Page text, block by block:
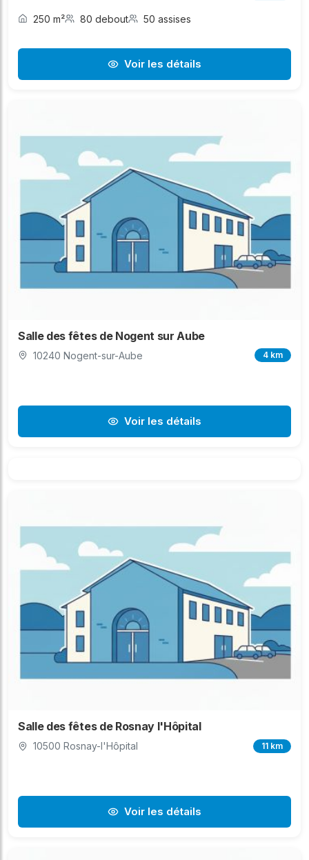
250 m² 80 debout 50 assises
Voir les détails
Salle des fêtes de Nogent sur Aube
10240 Nogent-sur-Aube 4 km
Voir les détails
Salle des fêtes de Rosnay l'Hôpital
10500 Rosnay-l'Hôpital 11 km
Voir les détails